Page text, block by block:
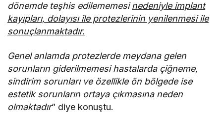
dönemde teşhis edilememesinedeniyle implant
kayıpları, dolayısı ile protezlerinin yenilenmesi ile
sonuçlanmaktadır.
Genel anlamda protezlerde meydana gelen
sorunların giderilmemesi hastalarda çiğneme,
sindirim sorunları ve özellikle ön bölgede ise
estetik sorunların ortaya çıkmasına neden
olmaktadır” diye konuştu.